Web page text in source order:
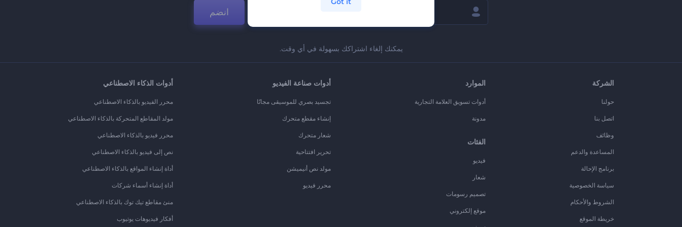
انضم
يمكنك إلغاء اشتراكك بسهولة في أي وقت.
الشركة
حولنا
اتصل بنا
وظائف
المساعدة والدعم
برنامج الإحالة
سياسة الخصوصية
الشروط والأحكام
خريطة الموقع
الموارد
أدوات تسويق العلامة التجارية
مدونة
الفئات
فيديو
شعار
تصميم رسومات
موقع إلكتروني
أدوات صناعة الفيديو
تجسيد بصري للموسيقى مجانًا
إنشاء مقطع متحرك
شعار متحرك
تحرير افتتاحية
مولد نص أنيميشن
محرر فيديو
أدوات الذكاء الاصطناعي
محرر الفيديو بالذكاء الاصطناعي
مولد المقاطع المتحركة بالذكاء الاصطناعي
محرر فيديو بالذكاء الاصطناعي
نص إلى فيديو بالذكاء الاصطناعي
أداة إنشاء المواقع بالذكاء الاصطناعي
أداة إنشاء أسماء شركات
منئ مقاطع تيك توك بالذكاء الاصطناعي
أفكار فيديوهات يوتيوب